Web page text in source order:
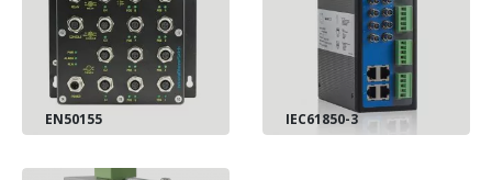
EN50155 IEC61850-3